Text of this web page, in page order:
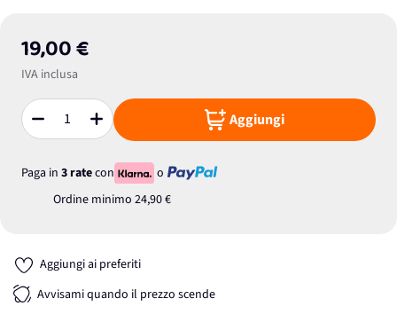
19,00 €
IVA inclusa
Quantità Aggiungi
Paga in 3 ratecon
o
Ordine minimo 24,90 €
Aggiungi ai preferiti
Avvisami quando il prezzo scende